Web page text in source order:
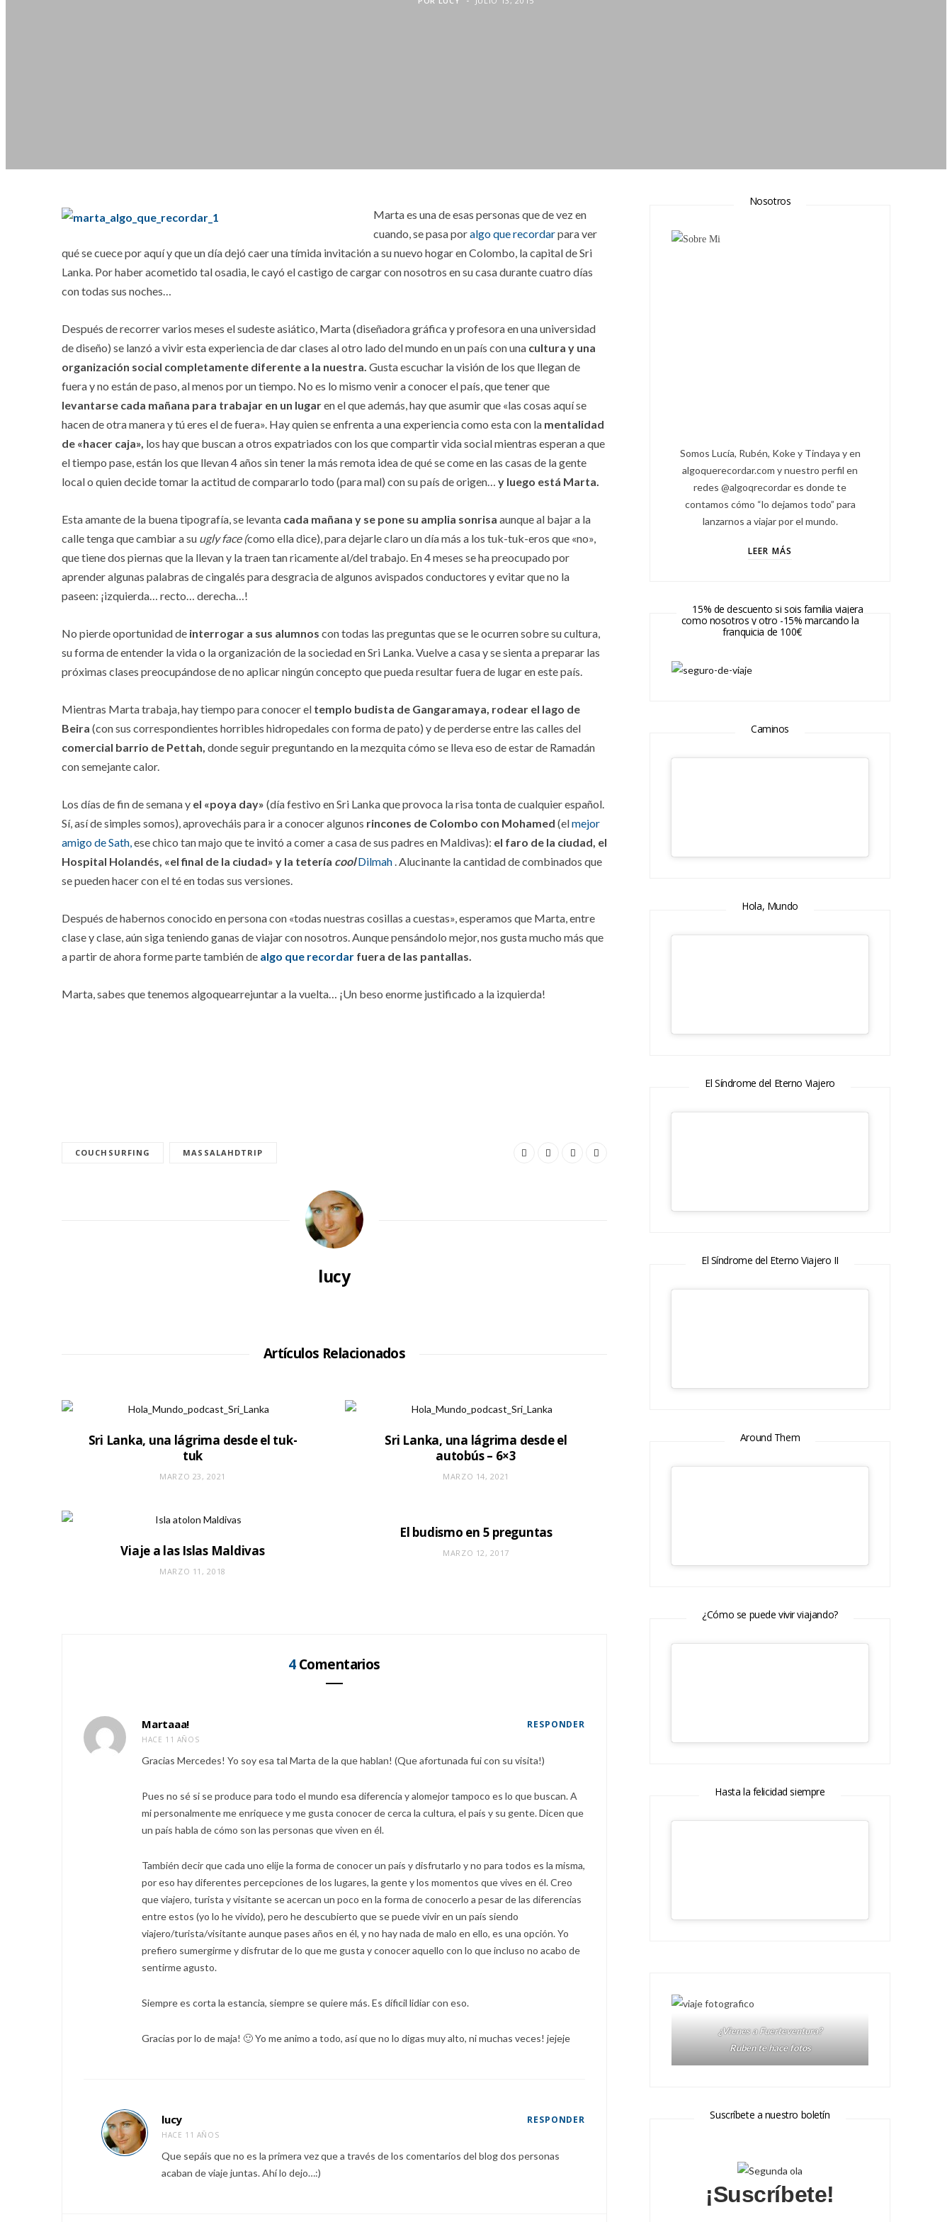
Marta es una de esas personas que de vez en
cuando, se pasa poralgo que recordarpara ver
qué se cuece por aquí y que un día dejó caer una tímida invitación a su nuevo hogar en Colombo, la capital de Sri
Lanka. Por haber acometido tal osadia, le cayó el castigo de cargar con nosotros en su casa durante cuatro días
con todas sus noches…
Después de recorrer varios meses el sudeste asiático, Marta (diseñadora gráfica y profesora en una universidad
de diseño) se lanzó a vivir esta experiencia de dar clases al otro lado del mundo en un país con una cultura y una
organización social completamente diferente a la nuestra. Gusta escuchar la visión de los que llegan de
fuera y no están de paso, al menos por un tiempo. No es lo mismo venir a conocer el país, que tener que
levantarse cada mañana para trabajar en un lugaren el que además, hay que asumir que «las cosas aquí se
hacen de otra manera y tú eres el de fuera». Hay quien se enfrenta a una experiencia como esta con la mentalidad
de «hacer caja», los hay que buscan a otros expatriados con los que compartir vida social mientras esperan a que
el tiempo pase, están los que llevan 4 años sin tener la más remota idea de qué se come en las casas de la gente
local o quien decide tomar la actitud de compararlo todo (para mal) con su país de origen… y luego está Marta.
Esta amante de la buena tipografía, se levanta cada mañana y se pone su amplia sonrisa aunque al bajar a la
calle tenga que cambiar a su ugly face (como ella dice), para dejarle claro un día más a los tuk-tuk-eros que «no»,
que tiene dos piernas que la llevan y la traen tan ricamente al/del trabajo. En 4 meses se ha preocupado por
aprender algunas palabras de cingalés para desgracia de algunos avispados conductores y evitar que no la
paseen: ¡izquierda… recto… derecha…!
No pierde oportunidad de interrogar a sus alumnos con todas las preguntas que se le ocurren sobre su cultura,
su forma de entender la vida o la organización de la sociedad en Sri Lanka. Vuelve a casa y se sienta a preparar las
próximas clases preocupándose de no aplicar ningún concepto que pueda resultar fuera de lugar en este país.
Mientras Marta trabaja, hay tiempo para conocer el templo budista de Gangaramaya, rodear el lago de
Beira (con sus correspondientes horribles hidropedales con forma de pato) y de perderse entre las calles del
comercial barrio de Pettah, donde seguir preguntando en la mezquita cómo se lleva eso de estar de Ramadán
con semejante calor.
Los días de fin de semana y el «poya day» (día festivo en Sri Lanka que provoca la risa tonta de cualquier español.
Sí, así de simples somos), aprovecháis para ir a conocer algunos rincones de Colombo con Mohamed (elmejor
amigo de Sath,ese chico tan majo que te invitó a comer a casa de sus padres en Maldivas): el faro de la ciudad, el
Hospital Holandés, «el final de la ciudad» y la tetería cool Dilmah . Alucinante la cantidad de combinados que
se pueden hacer con el té en todas sus versiones.
Después de habernos conocido en persona con «todas nuestras cosillas a cuestas», esperamos que Marta, entre
clase y clase, aún siga teniendo ganas de viajar con nosotros. Aunque pensándolo mejor, nos gusta mucho más que
a partir de ahora forme parte también de algo que recordar fuera de las pantallas.
Marta, sabes que tenemos algoquearrejuntar a la vuelta… ¡Un beso enorme justificado a la izquierda!
COUCHSURFING MASSALAHDTRIP
lucy
Artículos Relacionados
Sri Lanka, una lágrima desde el tuk-
tuk
MARZO 23, 2021
Sri Lanka, una lágrima desde el
autobús – 6×3
MARZO 14, 2021
Viaje a las Islas Maldivas
MARZO 11, 2018
El budismo en 5 preguntas
MARZO 12, 2017
4Comentarios
Martaaa!
HACE 11 AÑOS
RESPONDER
Gracias Mercedes! Yo soy esa tal Marta de la que hablan! (Que afortunada fui con su visita!)
Pues no sé si se produce para todo el mundo esa diferencia y alomejor tampoco es lo que buscan. A
mi personalmente me enriquece y me gusta conocer de cerca la cultura, el país y su gente. Dicen que
un país habla de cómo son las personas que viven en él.
También decir que cada uno elije la forma de conocer un país y disfrutarlo y no para todos es la misma,
por eso hay diferentes percepciones de los lugares, la gente y los momentos que vives en él. Creo
que viajero, turista y visitante se acercan un poco en la forma de conocerlo a pesar de las diferencias
entre estos (yo lo he vivido), pero he descubierto que se puede vivir en un país siendo
viajero/turista/visitante aunque pases años en él, y no hay nada de malo en ello, es una opción. Yo
prefiero sumergirme y disfrutar de lo que me gusta y conocer aquello con lo que incluso no acabo de
sentirme agusto.
Siempre es corta la estancia, siempre se quiere más. Es díficil lidiar con eso.
Gracias por lo de maja! 🙂 Yo me animo a todo, así que no lo digas muy alto, ni muchas veces! jejeje
lucy
HACE 11 AÑOS
RESPONDER
Que sepáis que no es la primera vez que a través de los comentarios del blog dos personas
acaban de viaje juntas. Ahí lo dejo…:)
Nosotros
Somos Lucía, Rubén, Koke y Tindaya y en
algoquerecordar.com y nuestro perfil en
redes @algoqrecordar es donde te
contamos cómo “lo dejamos todo” para
lanzarnos a viajar por el mundo.
LEER MÁS
15% de descuento si sois familia viajera
como nosotros y otro -15% marcando la
franquicia de 100€
Caminos
Hola, Mundo
El Síndrome del Eterno Viajero
El Síndrome del Eterno Viajero II
Around Them
¿Cómo se puede vivir viajando?
Hasta la felicidad siempre
¿Vienes a Fuerteventura?
Ruben te hace fotos
Suscríbete a nuestro boletín
¡Suscríbete!